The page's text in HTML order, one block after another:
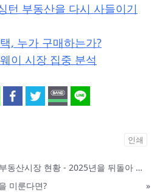
턴 부동산을 다시 사들이기
, 누가 구매하는가?
이 시장 집중 분석
인쇄
데이터로 보는 워싱턴주 부동산시장 현황 - 2025년을 뒤돌아 보며
미룬다면?
»